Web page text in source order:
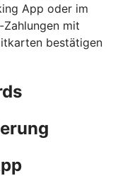
App oder im
Zahlungen mit
bestätigen